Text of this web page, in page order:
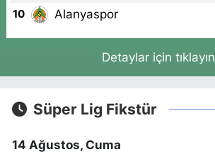
10 Alanyaspor
Detaylar için tıklayın
Süper Lig Fikstür
14 Ağustos, Cuma